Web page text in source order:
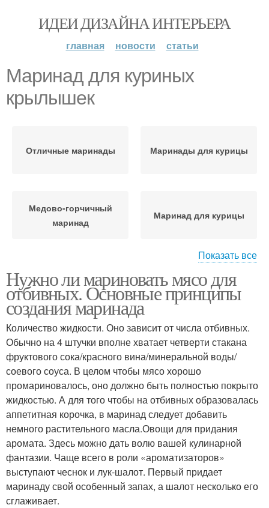
ИДЕИ ДИЗАЙНА ИНТЕРЬЕРА
главная новости статьи
Маринад для куриных
крылышек
Отличные маринады Маринады для курицы
Медово-горчичный
маринад
Маринад для курицы
Имбирный маринад Маринад с розмарином
Маринад с луком
Маринад для куриной
грудки
Маринад для куриных
ножек
Маринад из яблочного
сока
Маринад на сковороде
Показать все
Нужно ли мариновать мясо для
отбивных. Основные принципы
создания маринада
Количество жидкости. Оно зависит от числа отбивных.
Обычно на 4 штучки вполне хватает четверти стакана
фруктового сока/красного вина/минеральной воды/
соевого соуса. В целом чтобы мясо хорошо
промариновалось, оно должно быть полностью покрыто
жидкостью. А для того чтобы на отбивных образовалась
аппетитная корочка, в маринад следует добавить
немного растительного масла.Овощи для придания
аромата. Здесь можно дать волю вашей кулинарной
фантазии. Чаще всего в роли «ароматизаторов»
выступают чеснок и лук-шалот. Первый придает
маринаду свой особенный запах, а шалот несколько его
сглаживает.